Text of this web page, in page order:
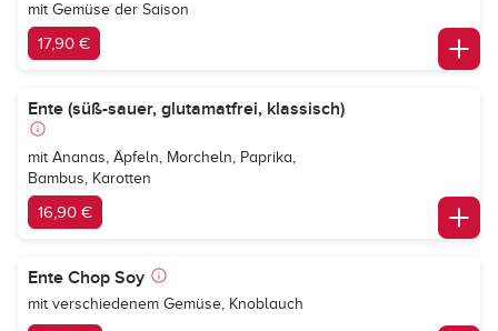
mit Gemüse der Saison
17,90 €
Ente (süß-sauer, glutamatfrei, klassisch)
mit Ananas, Äpfeln, Morcheln, Paprika,
Bambus, Karotten
16,90 €
Ente Chop Soy
mit verschiedenem Gemüse, Knoblauch